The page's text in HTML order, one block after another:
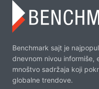
Benchmark sajt je
dnevnom nivou informiše,
mnoštvo sadržaja koji
globalne trendove.